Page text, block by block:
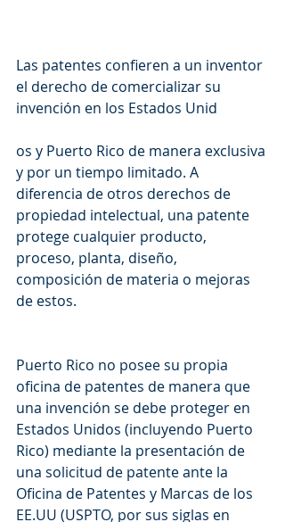
Las patentes confieren a un inventor
el derecho de comercializar su
invención en los Estados Unid
os y Puerto Rico de manera exclusiva
y por un tiempo limitado. A
diferencia de otros derechos de
propiedad intelectual, una patente
protege cualquier producto,
proceso, planta, diseño,
composición de materia o mejoras
de estos.
Puerto Rico no posee su propia
oficina de patentes de manera que
una invención se debe proteger en
Estados Unidos (incluyendo Puerto
Rico) mediante la presentación de
una solicitud de patente ante la
Oficina de Patentes y Marcas de los
EE.UU (USPTO, por sus siglas en